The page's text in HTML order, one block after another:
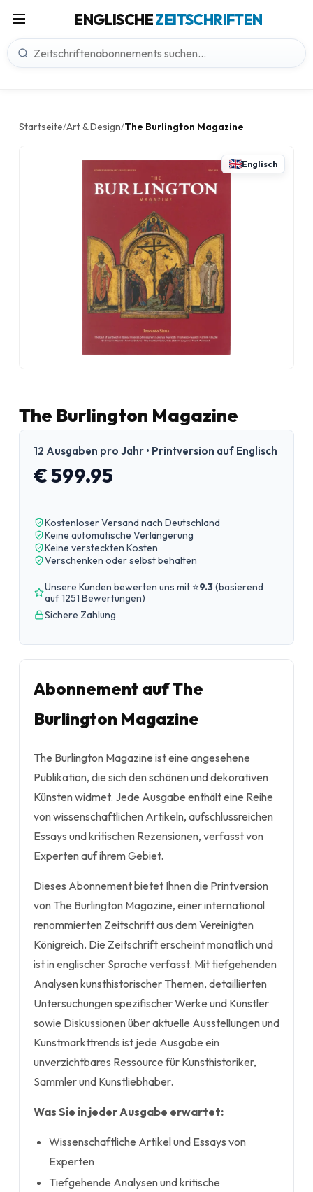
ENGLISCHEZEITSCHRIFTEN
Startseite/Art & Design/The Burlington Magazine
Englisch
The Burlington Magazine
12 Ausgaben pro Jahr • Printversion auf Englisch
€ 599.95
Kostenloser Versand nach Deutschland
Keine automatische Verlängerung
Keine versteckten Kosten
Verschenken oder selbst behalten
Unsere Kunden bewerten uns mit ⭐9.3(basierend
auf 1251 Bewertungen)
Sichere Zahlung
Abonnement auf The
Burlington Magazine
The Burlington Magazine ist eine angesehene
Publikation, die sich den schönen und dekorativen
Künsten widmet. Jede Ausgabe enthält eine Reihe
von wissenschaftlichen Artikeln, aufschlussreichen
Essays und kritischen Rezensionen, verfasst von
Experten auf ihrem Gebiet.
Dieses Abonnement bietet Ihnen die Printversion
von The Burlington Magazine, einer international
renommierten Zeitschrift aus dem Vereinigten
Königreich. Die Zeitschrift erscheint monatlich und
ist in englischer Sprache verfasst. Mit tiefgehenden
Analysen kunsthistorischer Themen, detaillierten
Untersuchungen spezifischer Werke und Künstler
sowie Diskussionen über aktuelle Ausstellungen und
Kunstmarkttrends ist jede Ausgabe ein
unverzichtbares Ressource für Kunsthistoriker,
Sammler und Kunstliebhaber.
Was Sie in jeder Ausgabe erwartet:
Wissenschaftliche Artikel und Essays von
Experten
Tiefgehende Analysen und kritische